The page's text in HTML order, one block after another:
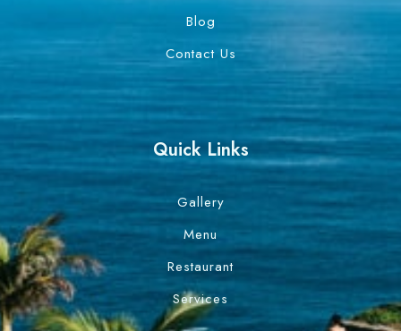
Blog
Contact Us
Quick Links
Gallery
Menu
Restaurant
Services